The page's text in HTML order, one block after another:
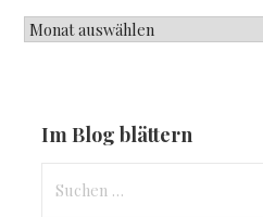
Lesezeichen
Im Blog blättern
nach: